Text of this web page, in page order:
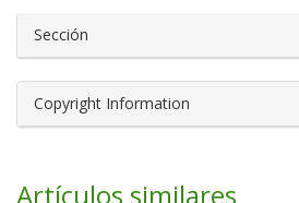
Sección
Copyright Information
Artículos similares